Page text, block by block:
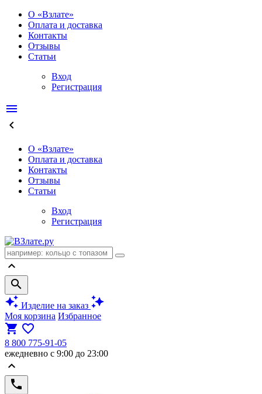
О «Взлате»
Оплата и доставка
Контакты
Отзывы
Статьи
Вход
Регистрация
menu
keyboard_arrow_left
О «Взлате»
Оплата и доставка
Контакты
Отзывы
Статьи
Вход
Регистрация
keyboard_arrow_up
search
auto_awesome Изделие на заказ auto_awesome
Моя корзина Избранное
shopping_cart favorite_border
8 800 775-91-05
ежедневно с 9:00 до 23:00
keyboard_arrow_up
phone